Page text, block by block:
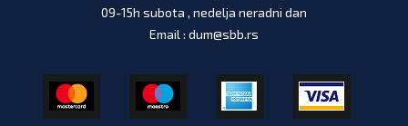
09-15h subota , nedelja neradni dan
Email : dum@sbb.rs